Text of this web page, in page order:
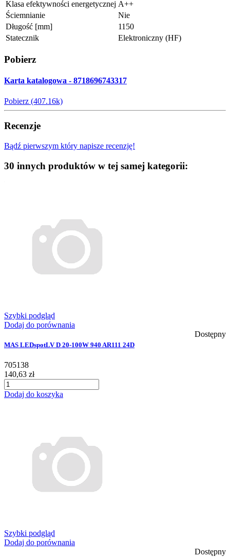
Klasa efektywności energetycznej A++
Ściemnianie
Nie
Długość [mm]
1150
Statecznik
Elektroniczny (HF)
Pobierz
Karta katalogowa - 8718696743317
Pobierz (407.16k)
Recenzje
Bądź pierwszym który napisze recenzję!
30 innych produktów w tej samej kategorii:
Szybki podgląd
Dodaj do porównania
Dostępny
MAS LEDspotLV D 20-100W 940 AR111 24D
705138
140,63 zł
Dodaj do koszyka
Szybki podgląd
Dodaj do porównania
Dostępny